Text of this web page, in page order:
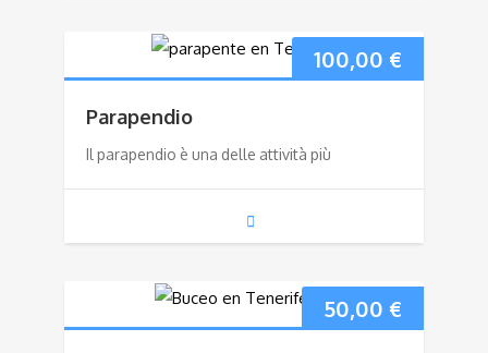
100,00 €
Parapendio
Il parapendio è una delle attività più
50,00 €